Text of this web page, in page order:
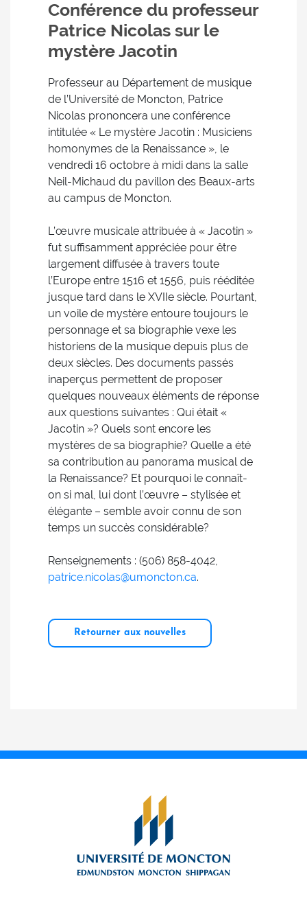
Conférence du professeur
Patrice Nicolas sur le
mystère Jacotin
Professeur au Département de musique
de l’Université de Moncton, Patrice
Nicolas prononcera une conférence
intitulée « Le mystère Jacotin : Musiciens
homonymes de la Renaissance », le
vendredi 16 octobre à midi dans la salle
Neil-Michaud du pavillon des Beaux-arts
au campus de Moncton.
L’œuvre musicale attribuée à « Jacotin »
fut suffisamment appréciée pour être
largement diffusée à travers toute
l’Europe entre 1516 et 1556, puis rééditée
jusque tard dans le XVIIe siècle. Pourtant,
un voile de mystère entoure toujours le
personnage et sa biographie vexe les
historiens de la musique depuis plus de
deux siècles. Des documents passés
inaperçus permettent de proposer
quelques nouveaux éléments de réponse
aux questions suivantes : Qui était «
Jacotin »? Quels sont encore les
mystères de sa biographie? Quelle a été
sa contribution au panorama musical de
la Renaissance? Et pourquoi le connaît-
on si mal, lui dont l’œuvre – stylisée et
élégante – semble avoir connu de son
temps un succès considérable?
Renseignements : (506) 858-4042,
patrice.nicolas@umoncton.ca.
Retourner aux nouvelles